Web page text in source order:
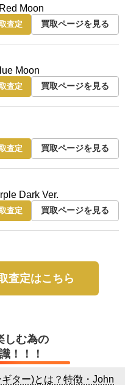
Moon
査定 買取ページを見る
Moon
査定 買取ページを見る
査定 買取ページを見る
Dark Ver.
査定 買取ページを見る
査定はこちら
しむ為の
！！！
ター)とは？特徴・John